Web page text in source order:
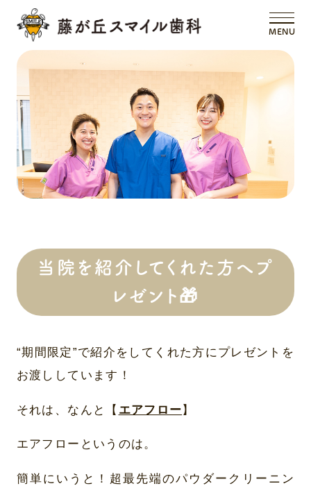
MENU
当院を紹介してくれた方へプ
レゼント🎁
“期間限定”で紹介をしてくれた方にプレゼントを
お渡ししています！
それは、なんと【 エアフロー 】
エアフローというのは。
簡単にいうと！超最先端のパウダークリーニン